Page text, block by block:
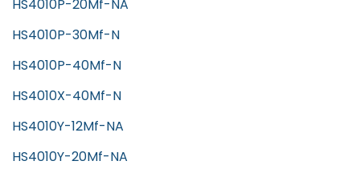
HS4010P-20Mf-NA
HS4010P-30Mf-N
HS4010P-40Mf-N
HS4010X-40Mf-N
HS4010Y-12Mf-NA
HS4010Y-20Mf-NA